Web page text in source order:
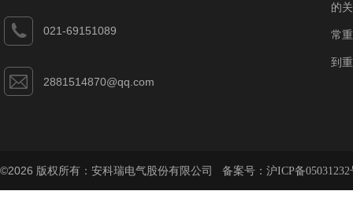
021-69151089
2881514870@qq.com
的
常
到
©2026 版权所有：安科瑞电气股份有限公司 备案号： 沪ICP备05031232